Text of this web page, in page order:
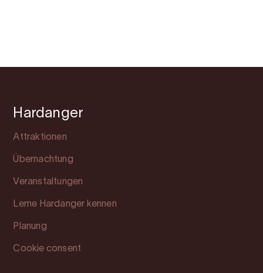
Hardanger
Attraktionen
Übernachtung
Veranstaltungen
Lerne Hardanger kennen
Planung
Cookie consent